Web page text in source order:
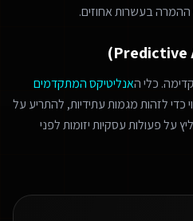
ההמרה בעשרות אחוזים.
כלי האנליטיקס המתקדמים
לזהות מגמות עתידיות, להתריע על
על פעולות עסקיות יזומות לפני